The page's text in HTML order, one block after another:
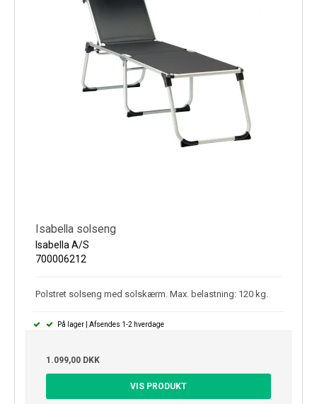
Isabella solseng
Isabella A/S
700006212
Polstret solseng med solskærm. Max. belastning: 120 kg.
På lager | Afsendes 1-2 hverdage
1.099,00 DKK
VIS PRODUKT